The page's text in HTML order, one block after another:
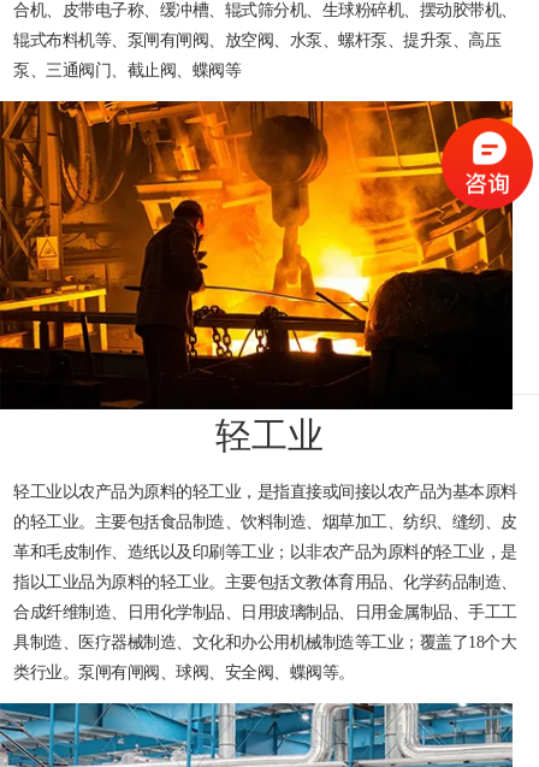
合机、皮带电子称、缓冲槽、辊式筛分机、生球粉碎机、摆动胶带机、
辊式布料机等、泵闸有闸阀、放空阀、水泵、螺杆泵、提升泵、高压
泵、三通阀门、截止阀、蝶阀等
轻工业
轻工业以农产品为原料的轻工业，是指直接或间接以农产品为基本原料
的轻工业。主要包括食品制造、饮料制造、烟草加工、纺织、缝纫、皮
革和毛皮制作、造纸以及印刷等工业；以非农产品为原料的轻工业，是
指以工业品为原料的轻工业。主要包括文教体育用品、化学药品制造、
合成纤维制造、日用化学制品、日用玻璃制品、日用金属制品、手工工
具制造、医疗器械制造、文化和办公用机械制造等工业；覆盖了18个大
类行业。泵闸有闸阀、球阀、安全阀、蝶阀等。